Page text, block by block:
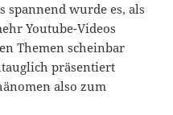
spannend wurde es, als
Youtube-Videos
Themen scheinbar
präsentiert
also zum